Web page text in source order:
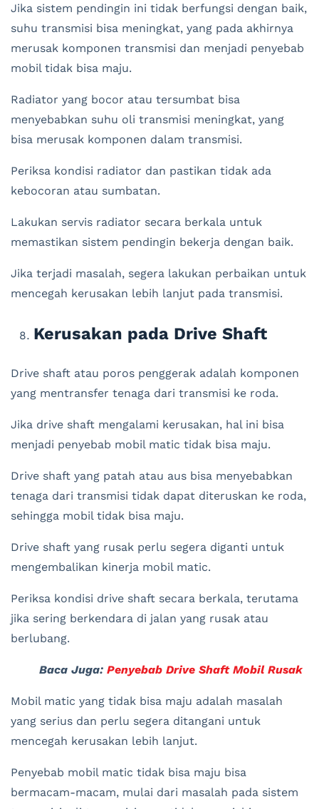
Jika sistem pendingin ini tidak berfungsi dengan baik,
suhu transmisi bisa meningkat, yang pada akhirnya
merusak komponen transmisi dan menjadi penyebab
mobil tidak bisa maju.
Radiator yang bocor atau tersumbat bisa
menyebabkan suhu oli transmisi meningkat, yang
bisa merusak komponen dalam transmisi.
Periksa kondisi radiator dan pastikan tidak ada
kebocoran atau sumbatan.
Lakukan servis radiator secara berkala untuk
memastikan sistem pendingin bekerja dengan baik.
Jika terjadi masalah, segera lakukan perbaikan untuk
mencegah kerusakan lebih lanjut pada transmisi.
Kerusakan pada Drive Shaft
Drive shaft atau poros penggerak adalah komponen
yang mentransfer tenaga dari transmisi ke roda.
Jika drive shaft mengalami kerusakan, hal ini bisa
menjadi penyebab mobil matic tidak bisa maju.
Drive shaft yang patah atau aus bisa menyebabkan
tenaga dari transmisi tidak dapat diteruskan ke roda,
sehingga mobil tidak bisa maju.
Drive shaft yang rusak perlu segera diganti untuk
mengembalikan kinerja mobil matic.
Periksa kondisi drive shaft secara berkala, terutama
jika sering berkendara di jalan yang rusak atau
berlubang.
Baca Juga: Penyebab Drive Shaft Mobil Rusak
Mobil matic yang tidak bisa maju adalah masalah
yang serius dan perlu segera ditangani untuk
mencegah kerusakan lebih lanjut.
Penyebab mobil matic tidak bisa maju bisa
bermacam-macam, mulai dari masalah pada sistem